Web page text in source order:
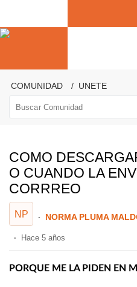
COMUNIDAD UNETE
COMO
O CUANDO LA
CORRREO
NP NORMA PLUMA
Hace 5 años
PORQUE ME LA PIDEN EN